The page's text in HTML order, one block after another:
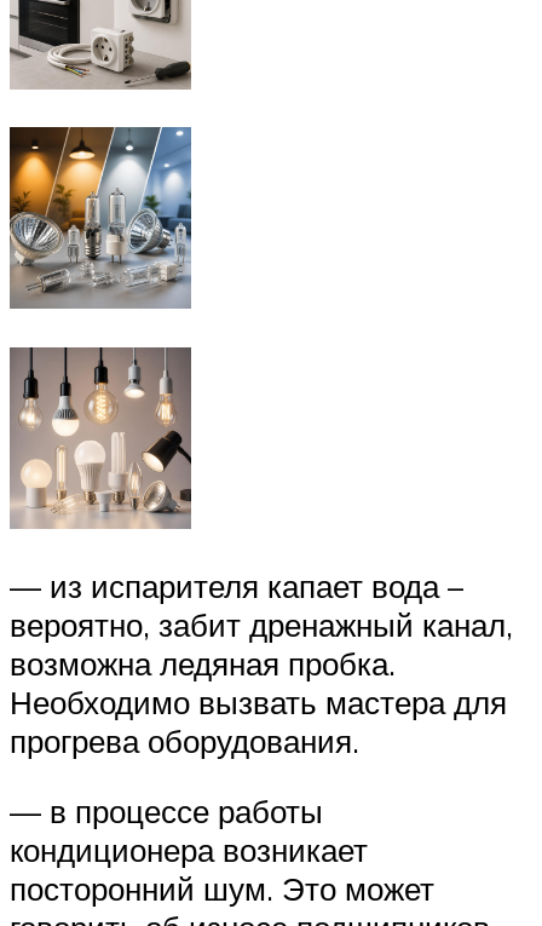
— из испарителя капает вода –
вероятно, забит дренажный канал,
возможна ледяная пробка.
Необходимо вызвать мастера для
прогрева оборудования.
— в процессе работы
кондиционера возникает
посторонний шум. Это может